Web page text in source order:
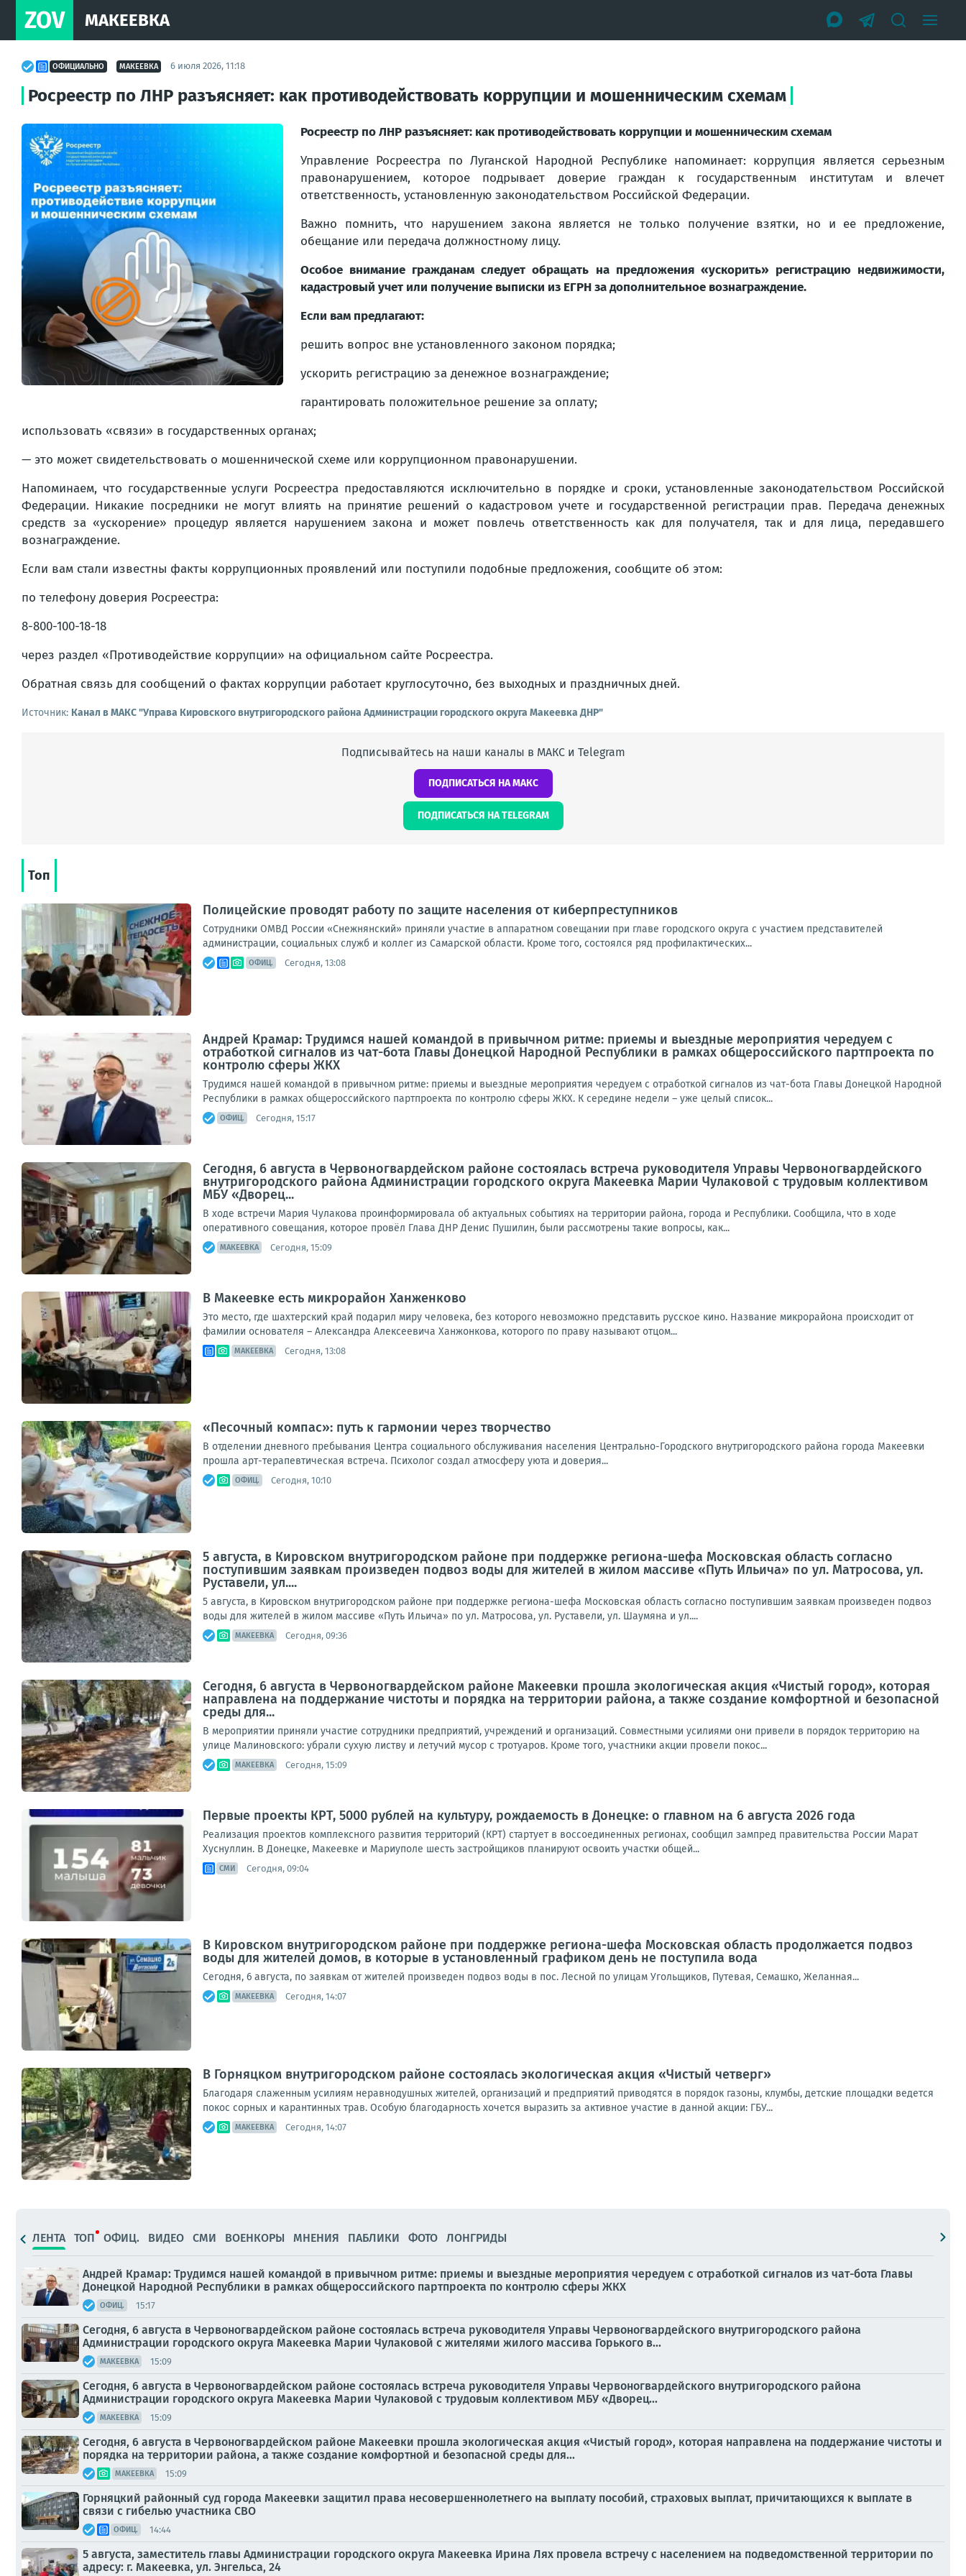
ZOV МАКЕЕВКА
ОФИЦИАЛЬНО МАКЕЕВКА 6 июля 2026, 11:18
Росреестр по ЛНР разъясняет: как противодействовать коррупции и мошенническим схемам
Росреестр по ЛНР разъясняет: как противодействовать коррупции и мошенническим схемам
Управление Росреестра по Луганской Народной Республике напоминает: коррупция является серьезным
правонарушением, которое подрывает доверие граждан к государственным институтам и влечет
ответственность, установленную законодательством Российской Федерации.
Важно помнить, что нарушением закона является не только получение взятки, но и ее предложение,
обещание или передача должностному лицу.
Особое внимание гражданам следует обращать на предложения «ускорить» регистрацию недвижимости,
кадастровый учет или получение выписки из ЕГРН за дополнительное вознаграждение.
Если вам предлагают:
решить вопрос вне установленного законом порядка;
ускорить регистрацию за денежное вознаграждение;
гарантировать положительное решение за оплату;
использовать «связи» в государственных органах;
— это может свидетельствовать о мошеннической схеме или коррупционном правонарушении.
Напоминаем, что государственные услуги Росреестра предоставляются исключительно в порядке и сроки, установленные законодательством Российской
Федерации. Никакие посредники не могут влиять на принятие решений о кадастровом учете и государственной регистрации прав. Передача денежных
средств за «ускорение» процедур является нарушением закона и может повлечь ответственность как для получателя, так и для лица, передавшего
вознаграждение.
Если вам стали известны факты коррупционных проявлений или поступили подобные предложения, сообщите об этом:
по телефону доверия Росреестра:
8-800-100-18-18
через раздел «Противодействие коррупции» на официальном сайте Росреестра.
Обратная связь для сообщений о фактах коррупции работает круглосуточно, без выходных и праздничных дней.
Источник: Канал в МАКС "Управа Кировского внутригородского района Администрации городского округа Макеевка ДНР"
Подписывайтесь на наши каналы в МАКС и Telegram
ПОДПИСАТЬСЯ НА МАКС
ПОДПИСАТЬСЯ НА TELEGRAM
Топ
Полицейские проводят работу по защите населения от киберпреступников
Сотрудники ОМВД России «Снежнянский» приняли участие в аппаратном совещании при главе городского округа с участием представителей
администрации, социальных служб и коллег из Самарской области. Кроме того, состоялся ряд профилактических...
ОФИЦ. Сегодня, 13:08
Андрей Крамар: Трудимся нашей командой в привычном ритме: приемы и выездные мероприятия чередуем с
отработкой сигналов из чат-бота Главы Донецкой Народной Республики в рамках общероссийского партпроекта по
контролю сферы ЖКХ
Трудимся нашей командой в привычном ритме: приемы и выездные мероприятия чередуем с отработкой сигналов из чат-бота Главы Донецкой Народной
Республики в рамках общероссийского партпроекта по контролю сферы ЖКХ. К середине недели – уже целый список...
ОФИЦ. Сегодня, 15:17
Сегодня, 6 августа в Червоногвардейском районе состоялась встреча руководителя Управы Червоногвардейского
внутригородского района Администрации городского округа Макеевка Марии Чулаковой с трудовым коллективом
МБУ «Дворец...
В ходе встречи Мария Чулакова проинформировала об актуальных событиях на территории района, города и Республики. Сообщила, что в ходе
оперативного совещания, которое провёл Глава ДНР Денис Пушилин, были рассмотрены такие вопросы, как...
МАКЕЕВКА Сегодня, 15:09
В Макеевке есть микрорайон Ханженково
Это место, где шахтерский край подарил миру человека, без которого невозможно представить русское кино. Название микрорайона происходит от
фамилии основателя – Александра Алексеевича Ханжонкова, которого по праву называют отцом...
МАКЕЕВКА Сегодня, 13:08
«Песочный компас»: путь к гармонии через творчество
В отделении дневного пребывания Центра социального обслуживания населения Центрально-Городского внутригородского района города Макеевки
прошла арт-терапевтическая встреча. Психолог создал атмосферу уюта и доверия...
ОФИЦ. Сегодня, 10:10
5 августа, в Кировском внутригородском районе при поддержке региона-шефа Московская область согласно
поступившим заявкам произведен подвоз воды для жителей в жилом массиве «Путь Ильича» по ул. Матросова, ул.
Руставели, ул....
5 августа, в Кировском внутригородском районе при поддержке региона-шефа Московская область согласно поступившим заявкам произведен подвоз
воды для жителей в жилом массиве «Путь Ильича» по ул. Матросова, ул. Руставели, ул. Шаумяна и ул....
МАКЕЕВКА Сегодня, 09:36
Сегодня, 6 августа в Червоногвардейском районе Макеевки прошла экологическая акция «Чистый город», которая
направлена на поддержание чистоты и порядка на территории района, а также создание комфортной и безопасной
среды для...
В мероприятии приняли участие сотрудники предприятий, учреждений и организаций. Совместными усилиями они привели в порядок территорию на
улице Малиновского: убрали сухую листву и летучий мусор с тротуаров. Кроме того, участники акции провели покос...
МАКЕЕВКА Сегодня, 15:09
Первые проекты КРТ, 5000 рублей на культуру, рождаемость в Донецке: о главном на 6 августа 2026 года
Реализация проектов комплексного развития территорий (КРТ) стартует в воссоединенных регионах, сообщил зампред правительства России Марат
Хуснуллин. В Донецке, Макеевке и Мариуполе шесть застройщиков планируют освоить участки общей...
СМИ Сегодня, 09:04
В Кировском внутригородском районе при поддержке региона-шефа Московская область продолжается подвоз
воды для жителей домов, в которые в установленный графиком день не поступила вода
Сегодня, 6 августа, по заявкам от жителей произведен подвоз воды в пос. Лесной по улицам Угольщиков, Путевая, Семашко, Желанная...
МАКЕЕВКА Сегодня, 14:07
В Горняцком внутригородском районе состоялась экологическая акция «Чистый четверг»
Благодаря слаженным усилиям неравнодушных жителей, организаций и предприятий приводятся в порядок газоны, клумбы, детские площадки ведется
покос сорных и карантинных трав. Особую благодарность хочется выразить за активное участие в данной акции: ГБУ...
МАКЕЕВКА Сегодня, 14:07
ЛЕНТА ТОП ОФИЦ. ВИДЕО СМИ ВОЕНКОРЫ МНЕНИЯ ПАБЛИКИ ФОТО ЛОНГРИДЫ
Андрей Крамар: Трудимся нашей командой в привычном ритме: приемы и выездные мероприятия чередуем с отработкой сигналов из чат-бота Главы
Донецкой Народной Республики в рамках общероссийского партпроекта по контролю сферы ЖКХ
ОФИЦ. 15:17
Сегодня, 6 августа в Червоногвардейском районе состоялась встреча руководителя Управы Червоногвардейского внутригородского района
Администрации городского округа Макеевка Марии Чулаковой с жителями жилого массива Горького в...
МАКЕЕВКА 15:09
Сегодня, 6 августа в Червоногвардейском районе состоялась встреча руководителя Управы Червоногвардейского внутригородского района
Администрации городского округа Макеевка Марии Чулаковой с трудовым коллективом МБУ «Дворец...
МАКЕЕВКА 15:09
Сегодня, 6 августа в Червоногвардейском районе Макеевки прошла экологическая акция «Чистый город», которая направлена на поддержание чистоты и
порядка на территории района, а также создание комфортной и безопасной среды для...
МАКЕЕВКА 15:09
Горняцкий районный суд города Макеевки защитил права несовершеннолетнего на выплату пособий, страховых выплат, причитающихся к выплате в
связи с гибелью участника СВО
ОФИЦ. 14:44
5 августа, заместитель главы Администрации городского округа Макеевка Ирина Лях провела встречу с населением на подведомственной территории по
адресу: г. Макеевка, ул. Энгельса, 24